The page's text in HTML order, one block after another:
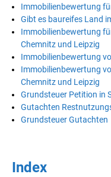
Immobilienbewertung
Gibt es baureifes Land
Immobilienbewertung
Chemnitz und Leipzig
Immobilienbewertung
Immobilienbewertung
Chemnitz und Leipzig
Grundsteuer Petition in
Gutachten
Grundsteuer Gutachten
Index